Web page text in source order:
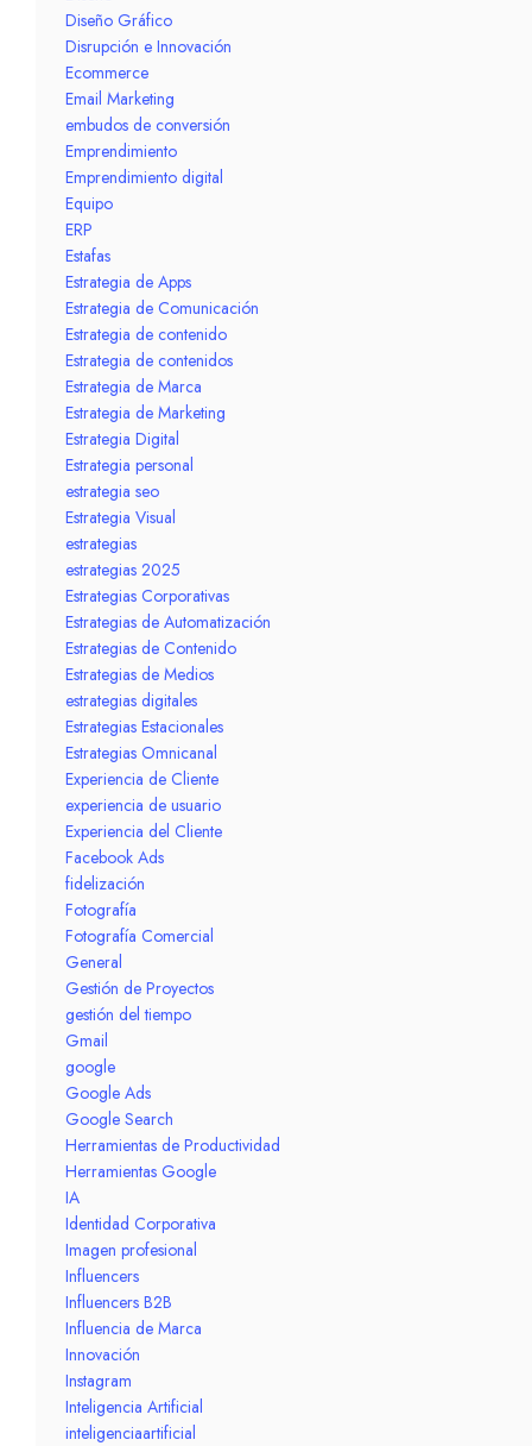
Diseño Gráfico
Disrupción e Innovación
Ecommerce
Email Marketing
embudos de conversión
Emprendimiento
Emprendimiento digital
Equipo
ERP
Estafas
Estrategia de Apps
Estrategia de Comunicación
Estrategia de contenido
Estrategia de contenidos
Estrategia de Marca
Estrategia de Marketing
Estrategia Digital
Estrategia personal
estrategia seo
Estrategia Visual
estrategias
estrategias 2025
Estrategias Corporativas
Estrategias de Automatización
Estrategias de Contenido
Estrategias de Medios
estrategias digitales
Estrategias Estacionales
Estrategias Omnicanal
Experiencia de Cliente
experiencia de usuario
Experiencia del Cliente
Facebook Ads
fidelización
Fotografía
Fotografía Comercial
General
Gestión de Proyectos
gestión del tiempo
Gmail
google
Google Ads
Google Search
Herramientas de Productividad
Herramientas Google
IA
Identidad Corporativa
Imagen profesional
Influencers
Influencers B2B
Influencia de Marca
Innovación
Instagram
Inteligencia Artificial
inteligenciaartificial